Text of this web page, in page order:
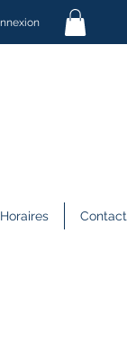
Horaires Contact